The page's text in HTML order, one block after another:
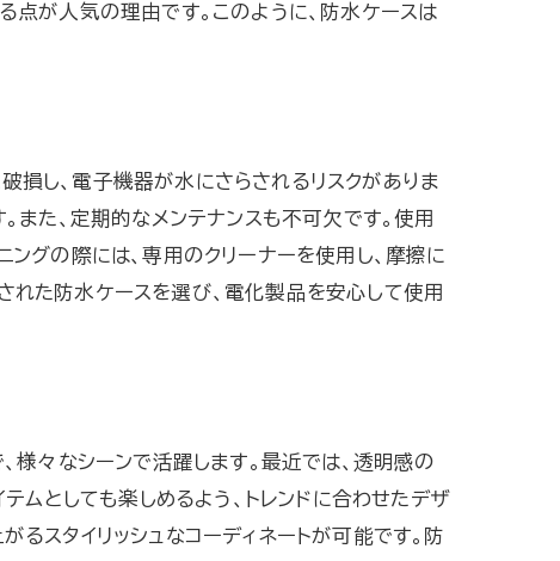
点が人気の理由です。このように、防水ケースは
し、電子機器が水にさらされるリスクがありま
また、定期的なメンテナンスも不可欠です。使用
グの際には、専用のクリーナーを使用し、摩擦に
れた防水ケースを選び、電化製品を安心して使用
様々なシーンで活躍します。最近では、透明感の
ムとしても楽しめるよう、トレンドに合わせたデザ
スタイリッシュなコーディネートが可能です。防